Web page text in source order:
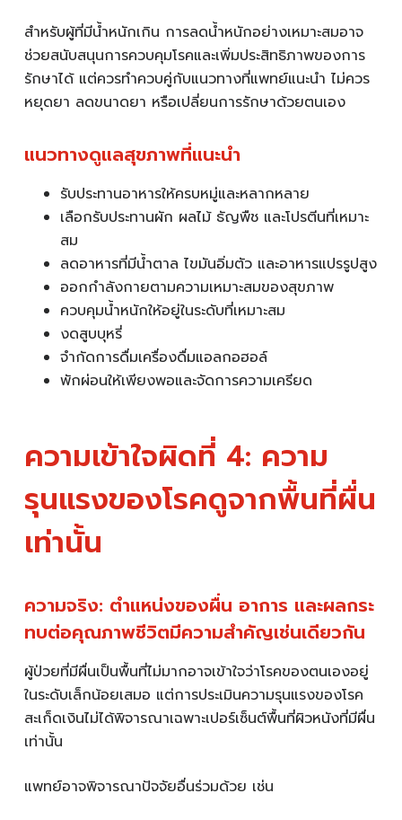
สำหรับผู้ที่มีน้ำหนักเกิน การลดน้ำหนักอย่างเหมาะสมอาจ
ช่วยสนับสนุนการควบคุมโรคและเพิ่มประสิทธิภาพของการ
รักษาได้ แต่ควรทำควบคู่กับแนวทางที่แพทย์แนะนำ ไม่ควร
หยุดยา ลดขนาดยา หรือเปลี่ยนการรักษาด้วยตนเอง
แนวทางดูแลสุขภาพที่แนะนำ
รับประทานอาหารให้ครบหมู่และหลากหลาย
เลือกรับประทานผัก ผลไม้ ธัญพืช และโปรตีนที่เหมาะ
สม
ลดอาหารที่มีน้ำตาล ไขมันอิ่มตัว และอาหารแปรรูปสูง
ออกกำลังกายตามความเหมาะสมของสุขภาพ
ควบคุมน้ำหนักให้อยู่ในระดับที่เหมาะสม
งดสูบบุหรี่
จำกัดการดื่มเครื่องดื่มแอลกอฮอล์
พักผ่อนให้เพียงพอและจัดการความเครียด
ความเข้าใจผิดที่ 4: ความ
รุนแรงของโรคดูจากพื้นที่ผื่น
เท่านั้น
ความจริง: ตำแหน่งของผื่น อาการ และผลกระ
ทบต่อคุณภาพชีวิตมีความสำคัญเช่นเดียวกัน
ผู้ป่วยที่มีผื่นเป็นพื้นที่ไม่มากอาจเข้าใจว่าโรคของตนเองอยู่
ในระดับเล็กน้อยเสมอ แต่การประเมินความรุนแรงของโรค
สะเก็ดเงินไม่ได้พิจารณาเฉพาะเปอร์เซ็นต์พื้นที่ผิวหนังที่มีผื่น
เท่านั้น
แพทย์อาจพิจารณาปัจจัยอื่นร่วมด้วย เช่น